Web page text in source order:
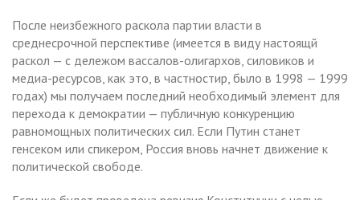
После неизбежного раскола партии власти в
среднесрочной перспективе (имеется в виду настоящй
раскол — с дележом вассалов-олигархов, силовиков и
медиа-ресурсов, как это, в частностир, было в 1998 — 1999
годах) мы получаем последний необходимый элемент для
перехода к демократии — публичную конкуренцию
равномощных политических сил. Если Путин станет
генсеком или спикером, Россия вновь начнет движение к
политической свободе.